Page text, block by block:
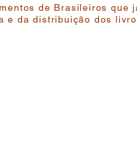
de Brasileiros que
e da distribuição dos